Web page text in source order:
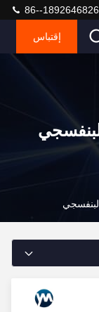
86--
إقتباس